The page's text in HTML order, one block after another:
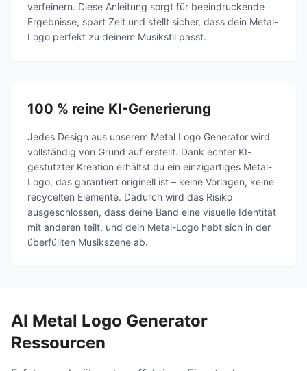
verfeinern. Diese Anleitung sorgt für beeindruckende
Ergebnisse, spart Zeit und stellt sicher, dass dein Metal-
Logo perfekt zu deinem Musikstil passt.
100 % reine KI-Generierung
Jedes Design aus unserem Metal Logo Generator wird
vollständig von Grund auf erstellt. Dank echter KI-
gestützter Kreation erhältst du ein einzigartiges Metal-
Logo, das garantiert originell ist – keine Vorlagen, keine
recycelten Elemente. Dadurch wird das Risiko
ausgeschlossen, dass deine Band eine visuelle Identität
mit anderen teilt, und dein Metal-Logo hebt sich in der
überfüllten Musikszene ab.
AI Metal Logo Generator
Ressourcen